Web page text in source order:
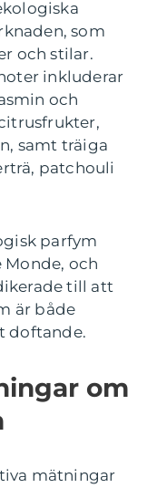
som
och stilar.
inkluderar
och
samt träiga
patchouli
parfym
Monde, och
till att
är både
doftande.
om
mätningar